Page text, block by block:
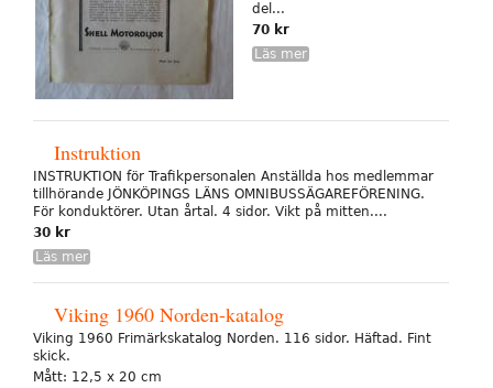
del...
70 kr
Läs mer
Instruktion
INSTRUKTION för Trafikpersonalen Anställda hos medlemmar
tillhörande JÖNKÖPINGS LÄNS OMNIBUSSÄGAREFÖRENING.
För konduktörer. Utan årtal. 4 sidor. Vikt på mitten....
30 kr
Läs mer
Viking 1960 Norden-katalog
Viking 1960 Frimärkskatalog Norden. 116 sidor. Häftad. Fint
skick.
Mått: 12,5 x 20 cm